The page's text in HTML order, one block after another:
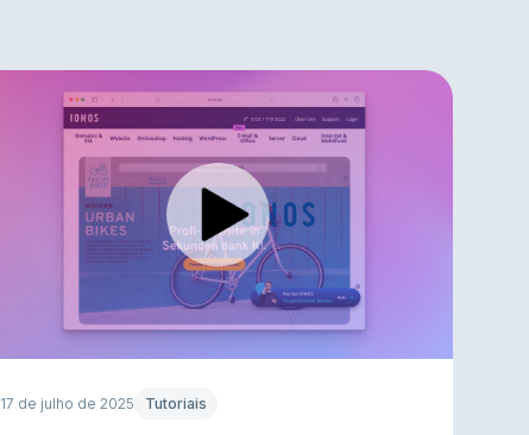
17 de julho de 2025 Tutoriais